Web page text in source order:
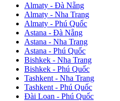
Almaty - Đà Nẵng
Almaty - Nha Trang
Almaty - Phú Quốc
Astana - Đà Nẵng
Astana - Nha Trang
Astana - Phú Quốc
Bishkek - Nha Trang
Bishkek - Phú Quốc
Tashkent - Nha Trang
Tashkent - Phú Quốc
Đài Loan - Phú Quốc